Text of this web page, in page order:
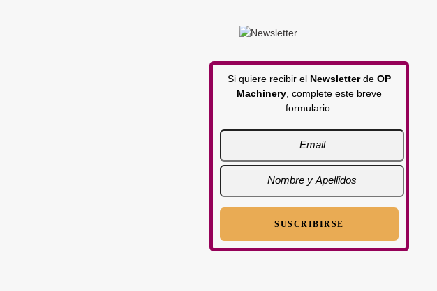
Si quiere recibir el Newsletterde OP
Machinery , complete este breve
formulario: